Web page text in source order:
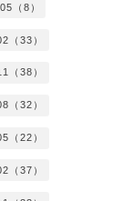
（8）
（33）
（38）
（32）
（22）
（37）